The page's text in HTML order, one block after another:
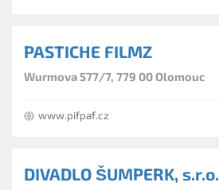
PASTICHE FILMZ
Wurmova 577/7, 779 00 Olomouc
www.pifpaf.cz
DIVADLO ŠUMPERK, s.r.o.